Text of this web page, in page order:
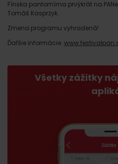
Fínska pantomíma prvýkrát na
Tomáš Kasprzyk.
Zmena programu vyhradená!
Ďaľšie informácie:
Všetky zážitky